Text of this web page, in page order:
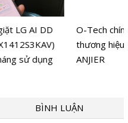
O-Tech chính thức ra mắt
thương hiệu máy lọc nước
ANJIER
BÌNH LUẬN